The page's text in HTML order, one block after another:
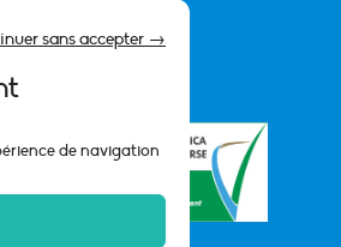
de navigation
sans accepter →